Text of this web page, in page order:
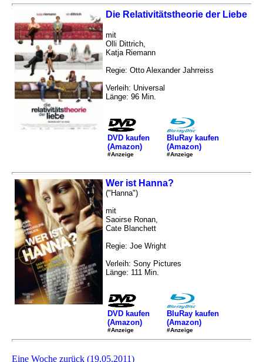
Die Relativitätstheorie der Liebe
mit
Olli Dittrich,
Katja Riemann
Regie: Otto Alexander Jahrreiss
Verleih: Universal
Länge: 96 Min.
DVD kaufen
(Amazon)
#Anzeige
BluRay kaufen
(Amazon)
#Anzeige
Wer ist Hanna?
("Hanna")
mit
Saoirse Ronan,
Cate Blanchett
Regie: Joe Wright
Verleih: Sony Pictures
Länge: 111 Min.
DVD kaufen
(Amazon)
#Anzeige
BluRay kaufen
(Amazon)
#Anzeige
Eine Woche zurück (19.05.2011)